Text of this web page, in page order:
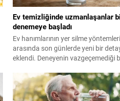
Ev temizliğinde uzmanlaşanlar
denemeye başladı
Ev hanımlarının yer silme yöntemleri
arasında son günlerde yeni bir
eklendi. Deneyenin vazgeçemediği
etkisini gösteriyor.